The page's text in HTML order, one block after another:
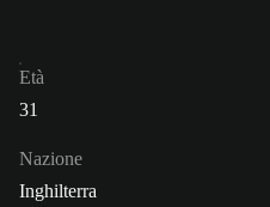
Età
31
Nazione
Inghilterra